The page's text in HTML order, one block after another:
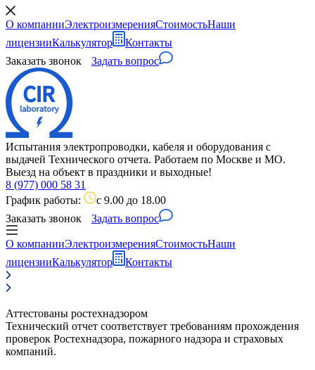
О компанииЭлектроизмеренияСтоимостьНаши
лицензииКалькулятор
Контакты
Заказать звонок
Задать вопрос
Испытания электропроводки, кабеля и оборудования с
выдачей Технического отчета. Работаем по Москве и МО.
Выезд на объект в праздники и выходные!
8 (977) 000 58 31
График работы:
с 9.00 до 18.00
Заказать звонок
Задать вопрос
О компанииЭлектроизмеренияСтоимостьНаши
лицензииКалькулятор Контакты
Аттестованы ростехнадзором
Технический отчет соответствует требованиям прохождения
проверок Ростехнадзора, пожарного надзора и страховых
компаний.